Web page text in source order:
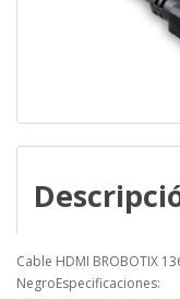
Cable HDMI BROBOTIX
NegroEspecificaciones: